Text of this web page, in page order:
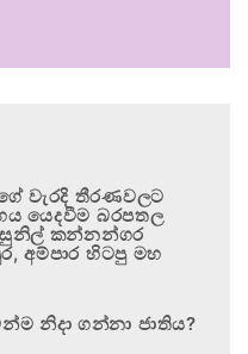
වැරදි තීරණවලට
යෙදවීම බරපතල
සුනිල් කන්නන්ගර
අම්පාර හිටපු මහ
නිදා ගන්නා ජාතිය?